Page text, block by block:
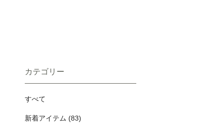
カテゴリー
すべて
新着アイテム (83)